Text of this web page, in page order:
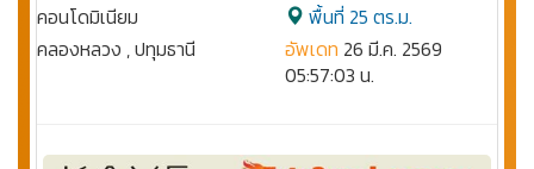
คอนโดมิเนียม
คลองหลวง , ปทุมธานี
พื้นที่ 25 ตร.ม.
อัพเดท 26 มี.ค. 2569
05:57:03 น.